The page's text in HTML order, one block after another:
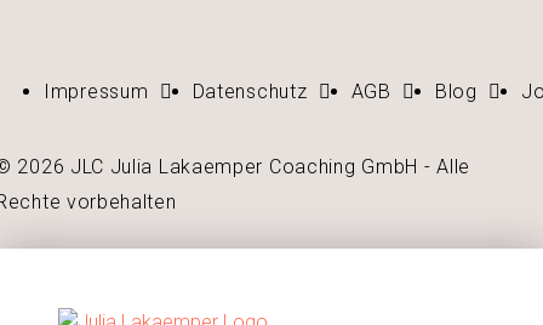
Impressum Datenschutz AGB Blog
2026 JLC Julia Lakaemper Coaching GmbH - Alle
vorbehalten